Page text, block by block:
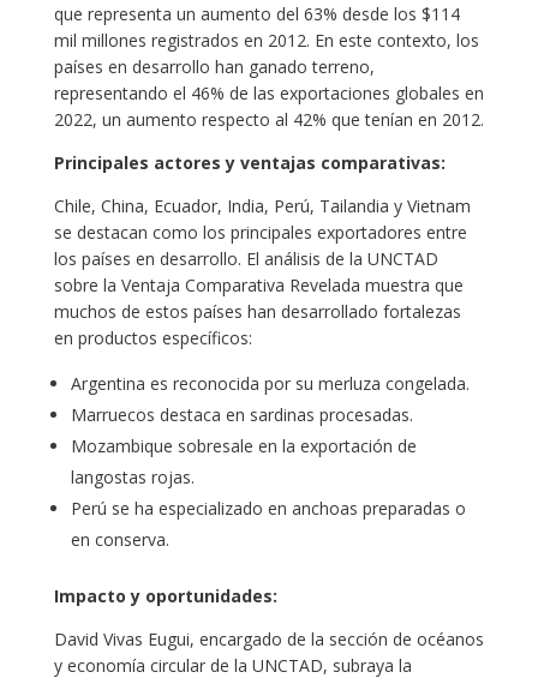
que representa un aumento del 63% desde los $114
mil millones registrados en 2012. En este contexto, los
países en desarrollo han ganado terreno,
representando el 46% de las exportaciones globales en
2022, un aumento respecto al 42% que tenían en 2012.
Principales actores y ventajas comparativas:
Chile, China, Ecuador, India, Perú, Tailandia y Vietnam
se destacan como los principales exportadores entre
los países en desarrollo. El análisis de la UNCTAD
sobre la Ventaja Comparativa Revelada muestra que
muchos de estos países han desarrollado fortalezas
en productos específicos:
Argentina es reconocida por su merluza congelada.
Marruecos destaca en sardinas procesadas.
Mozambique sobresale en la exportación de
langostas rojas.
Perú se ha especializado en anchoas preparadas o
en conserva.
Impacto y oportunidades:
David Vivas Eugui, encargado de la sección de océanos
y economía circular de la UNCTAD, subraya la